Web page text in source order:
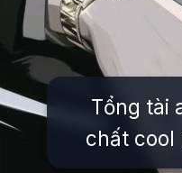
Tổng tài
chất cool